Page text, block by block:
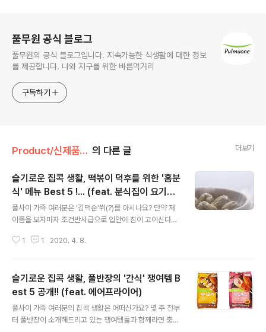
풀무원 공식 블로그
풀무원의 공식 블로그입니다. 지속가능한 식생활에 대한 정보
를 제공합니다. 나와 지구를 위한 바른먹거리
구독하기
Product/신제품 인사드려요! 의 다른 글 더보기
슬기로운 집콕 생활, 떡볶이 덕후를 위한 '홈분
식' 메뉴 Best 5 !... (feat. 분식집이 요기잉
네?)
풀사이 가족 여러분은 '김떡순'쒸(?)를 아시나요? 만약 저
이름을 보자마자 조건반사급으로 입안에 침이 고이신다
이 무척이나 먹고싶은 상태라는 것도 알려드리죠. 후후...
있는 대표메뉴의 머리글자를 딴 단어인데요. 자매품으로
떡튀순, 쫄만튀 등등이 있죠. 풀반장이 줄줄 읊어대는 분식
이름들 탓에 막 출출함이 올라오고 떡볶이의 매운맛도, 순
대의 탱글함도 마구마구 떠오르신다면?! 하지만 외출을 자
제해야한다는 마음에 아쉬움만 더욱 커지는 상태라면!! 두
1 1 2020. 4. 8.
슬기로운 집콕 생활, 풀반장의 '간식' 쟁여템 B
est 5 공개!! (feat. 에어프라이어)
풀사이 가족 여러분의 집콕 생활은 어떠신가요? 몇 주 전부
터 풀반장이 소개해드리고 있는 쟁여템들과 함께라면 충분